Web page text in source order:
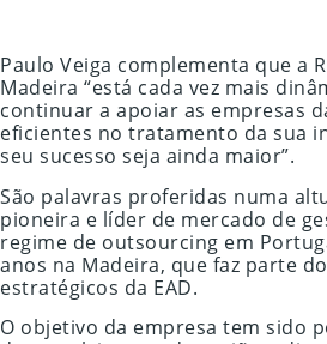
Paulo Veiga complementa que a
Madeira “está cada vez mais
continuar a apoiar as empresas
eficientes no tratamento da sua
seu sucesso seja ainda maior”.
São palavras proferidas numa
pioneira e líder de mercado de
regime de outsourcing em
anos na Madeira, que faz parte
estratégicos da EAD.
O objetivo da empresa tem sido